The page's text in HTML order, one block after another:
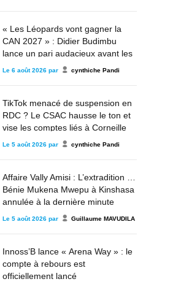
« Les Léopards vont gagner la
CAN 2027 » : Didier Budimbu
lance un pari audacieux avant les
éliminatoires
Le 6 août 2026 par cynthiche Pandi
TikTok menacé de suspension en
RDC ? Le CSAC hausse le ton et
vise les comptes liés à Corneille
Nangaa, au M23 et à l’AFC
Le 5 août 2026 par cynthiche Pandi
Affaire Vally Amisi : L’extradition de
Bénie Mukena Mwepu à Kinshasa
annulée à la dernière minute
Le 5 août 2026 par Guillaume MAVUDILA
Innoss’B lance « Arena Way » : le
compte à rebours est
officiellement lancé